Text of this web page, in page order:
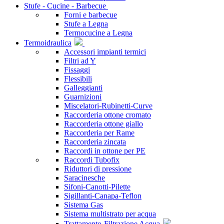
Stufe - Cucine - Barbecue
Forni e barbecue
Stufe a Legna
Termocucine a Legna
Termoidraulica
Accessori impianti termici
Filtri ad Y
Fissaggi
Flessibili
Galleggianti
Guarnizioni
Miscelatori-Rubinetti-Curve
Raccorderia ottone cromato
Raccorderia ottone giallo
Raccorderia per Rame
Raccorderia zincata
Raccordi in ottone per PE
Raccordi Tubofix
Riduttori di pressione
Saracinesche
Sifoni-Canotti-Pilette
Sigillanti-Canapa-Teflon
Sistema Gas
Sistema multistrato per acqua